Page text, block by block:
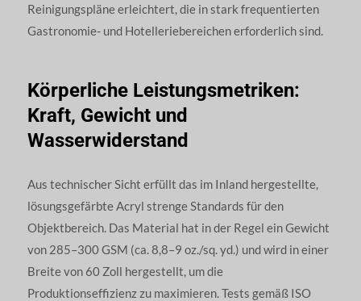
Reinigungspläne erleichtert, die in stark frequentierten
Gastronomie- und Hotelleriebereichen erforderlich sind.
Körperliche Leistungsmetriken:
Kraft, Gewicht und
Wasserwiderstand
Aus technischer Sicht erfüllt das im Inland hergestellte,
lösungsgefärbte Acryl strenge Standards für den
Objektbereich. Das Material hat in der Regel ein Gewicht
von 285–300 GSM (ca. 8,8–9 oz./sq. yd.) und wird in einer
Breite von 60 Zoll hergestellt, um die
Produktionseffizienz zu maximieren. Tests gemäß ISO